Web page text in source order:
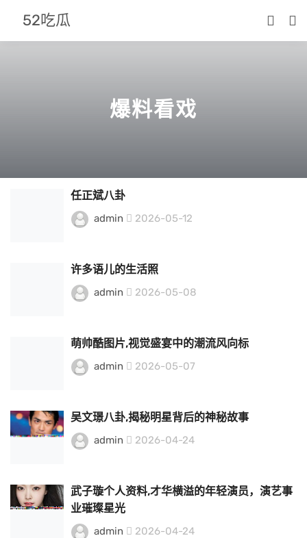
52吃瓜
爆料看戏
任正斌八卦
admin 2026-05-12
许多语儿的生活照
admin 2026-05-08
萌帅酷图片,视觉盛宴中的潮流风向标
admin 2026-05-07
吴文璟八卦,揭秘明星背后的神秘故事
admin 2026-04-24
武子璇个人资料,才华横溢的年轻演员，演艺事
业璀璨星光
admin 2026-04-24